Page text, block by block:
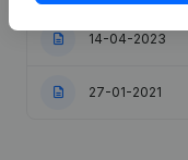
14-04-2023
27-01-2021